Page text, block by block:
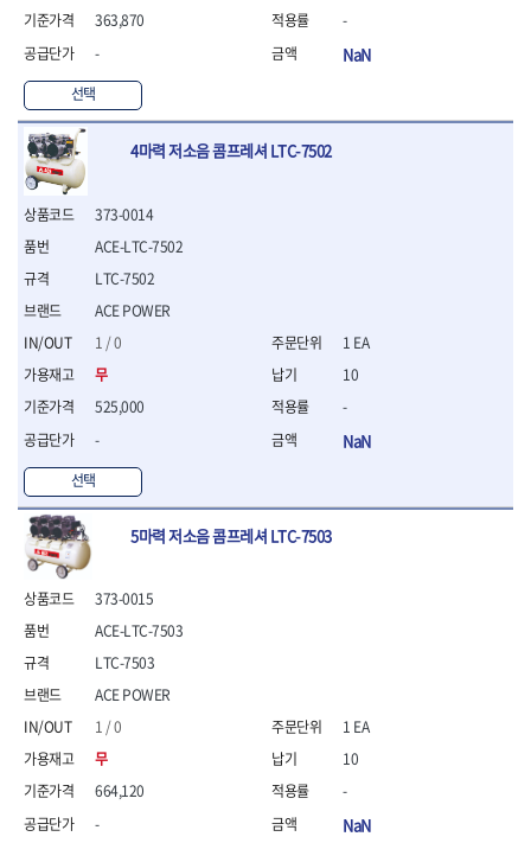
- 절연니퍼
- 절연가위
- 절연비트
- 절연드라이버교체날
- 절연공구세트
- 절연라쳇렌치
- 절연라쳇렌치세트
- 절연아답타
- 절연펀치
- 기타
- 방폭연결대
- 방폭니퍼
- 방폭펜치
- 방폭플라이어
- 방폭렌치
- 방폭스패너
- 방폭비트소켓
- 방폭아답타
- 방폭T렌치
- 방폭드라이버
- 방폭펀치
- 절연포지비트소켓
철공공구
- 핸드볼트커터
- 항공가위
- 클램프
- 망치
- 빠루망치
- 볼핀망치
363,870
-
선택
-
NaN
4마력 저소음 콤프레셔 LTC-7502
373-0014
ACE POWER
1 / 0
무
525,000
-
선택
ACE-LTC-7502
LTC-7502
1 EA
10
-
NaN
5마력 저소음 콤프레셔 LTC-7503
373-0015
ACE POWER
1 / 0
무
664,120
-
ACE-LTC-7503
LTC-7503
1 EA
10
-
NaN